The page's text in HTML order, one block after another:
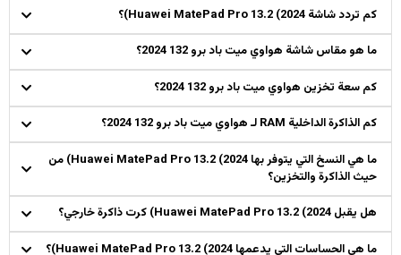
كم تردد شاشة Huawei MatePad Pro 13.2 (2024)؟
ما هو مقاس شاشة هواوي ميت باد برو 132 2024؟
كم سعة تخزين هواوي ميت باد برو 132 2024؟
كم الذاكرة الداخلية RAM لـ هواوي ميت باد برو 132 2024؟
ما هي النسخ التي يتوفر بها Huawei MatePad Pro 13.2 (2024) من
حيث الذاكرة والتخزين؟
هل يقبل Huawei MatePad Pro 13.2 (2024) كرت ذاكرة خارجي؟
ما هي الحساسات التي يدعمها Huawei MatePad Pro 13.2 (2024)؟